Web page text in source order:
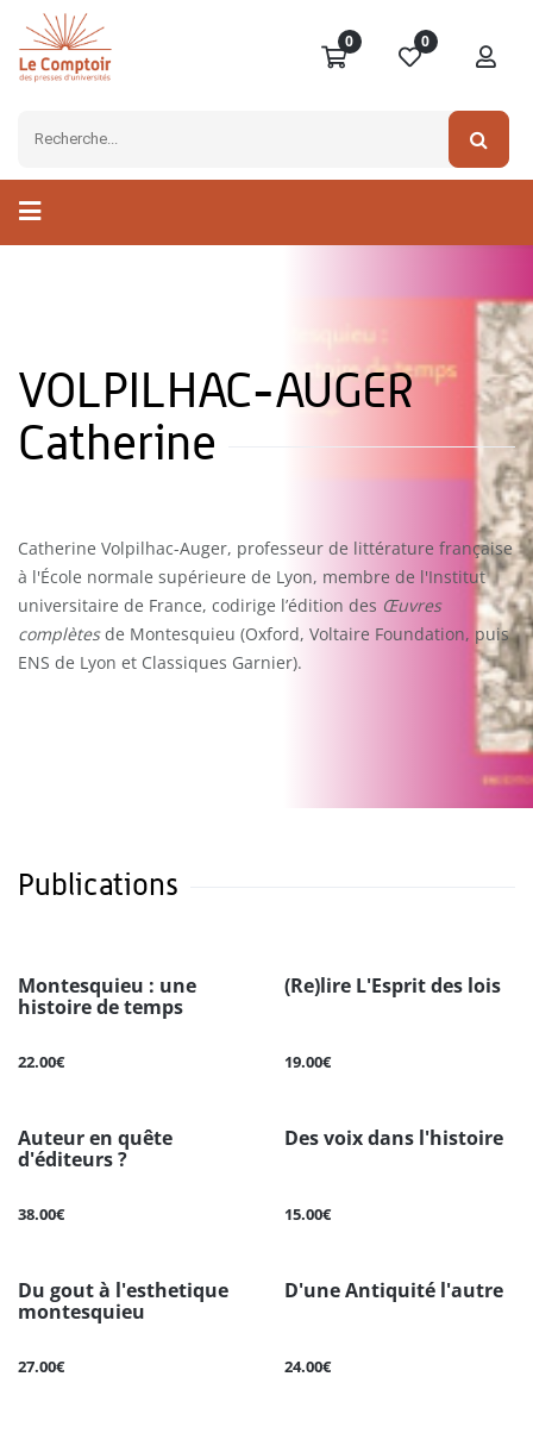
0 0
VOLPILHAC-AUGER
Catherine
Catherine Volpilhac-Auger, professeur de littérature française
à l'École normale supérieure de Lyon, membre de l'Institut
universitaire de France, codirige l’édition des Œuvres
complètesde Montesquieu (Oxford, Voltaire Foundation, puis
ENS de Lyon et Classiques Garnier).
Publications
Montesquieu : une
histoire de temps
22.00€
(Re)lire L'Esprit des lois
19.00€
Auteur en quête
d'éditeurs ?
38.00€
Des voix dans l'histoire
15.00€
Du gout à l'esthetique
montesquieu
27.00€
D'une Antiquité l'autre
24.00€